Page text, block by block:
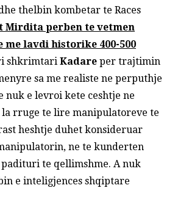
thelbin kombetar te Races
Mirdita perben te vetmen
lavdi historike 400-500
shkrimtari Kadare per trajtimin
sa me realiste ne perputhje
nuk e levroi kete ceshtje ne
rruge te lire manipulatoreve te
heshtje duhet konsideruar
ne te kunderten
te qellimshme. A nuk
e inteligjences shqiptare